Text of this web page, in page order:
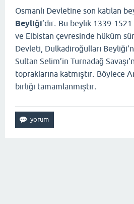
Osmanlı Devletine son katılan
Beyliği’dir. Bu beylik 1339-1521
ve Elbistan çevresinde hüküm
Devleti, Dulkadiroğulları
Sultan Selim’in Turnadağ
topraklarına katmıştır. Böylece
birliği tamamlanmıştır.